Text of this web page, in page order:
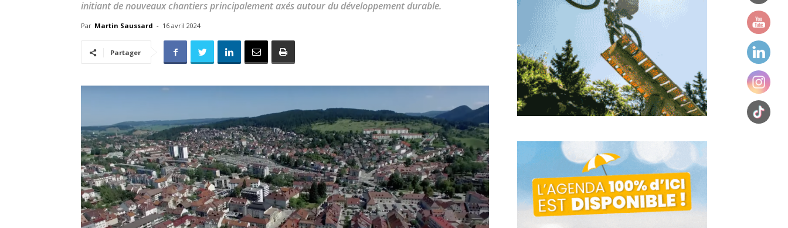
toute
locale
initiant de nouveaux chantiers principalement axés autour du développement durable.
Par Martin Saussard - 16 avril 2024
Partager